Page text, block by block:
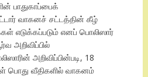
பாதுகாப்பைக்
வாகனச் சட்டத்தின் கீழ்
எடுக்கப்படும் எனப் பொலிஸார்
அறிவிப்பில்
அறிவிப்பின்படி, 18
பொது வீதிகளில் வாகனம்